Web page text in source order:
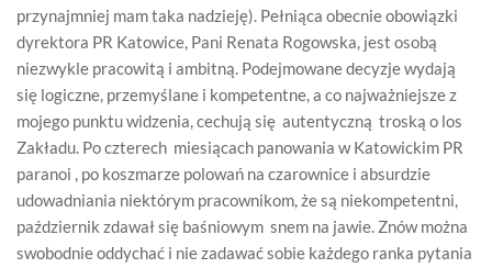
przynajmniej mam taka nadzieję). Pełniąca obecnie obowiązki
dyrektora PR Katowice, Pani Renata Rogowska, jest osobą
niezwykle pracowitą i ambitną. Podejmowane decyzje wydają
się logiczne, przemyślane i kompetentne, a co najważniejsze z
mojego punktu widzenia, cechują się autentyczną troską o los
Zakładu. Po czterech miesiącach panowania w Katowickim PR
paranoi , po koszmarze polowań na czarownice i absurdzie
udowadniania niektórym pracownikom, że są niekompetentni,
październik zdawał się baśniowym snem na jawie. Znów można
swobodnie oddychać i nie zadawać sobie każdego ranka pytania